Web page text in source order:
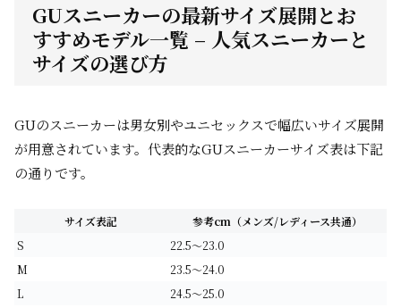
GUスニーカーの最新サイズ展開とお
すすめモデル一覧 – 人気スニーカーと
サイズの選び方
GUのスニーカーは男女別やユニセックスで幅広いサイズ展開
が用意されています。代表的なGUスニーカーサイズ表は下記
の通りです。
サイズ表記
参考cm（メンズ/レディース共通）
S
22.5～23.0
M
23.5～24.0
L
24.5～25.0